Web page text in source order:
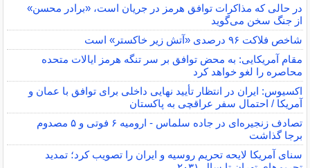
در حالی که مذاکرات توافق هرمز در جریان است، «برادر محسن»
از جنگ سخن می‌گوید
شاخص فلاکت ۹۶ درصدی «آتش زیر خاکستر» است
مقام آمریکایی: به محض توافق بر سر تنگه هرمز ایالات متحده
محاصره را لغو خواهد کرد
اکسیوس: ایران در انتظار تأیید نهایی داخلی برای توافق با عمان و
آمریکا / احتمال سفر عراقچی به پاکستان
تصادف زنجیره‌ای در جاده سلماس - ارومیه ۶ فوتی و ۵ مصدوم
برجا گذاشت
سنای آمریکا لایحه تحریم روسیه و ایران را تصویب کرد؛ تمدید